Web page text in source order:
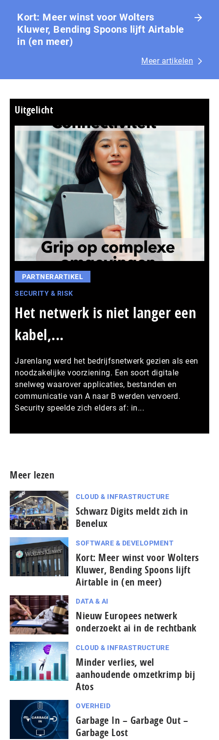
Kort: Meer winst voor Wolters
Kluwer, Bending Spoons lijft Airtable
in (en meer)
Meer artikelen
Uitgelicht
PARTNERARTIKEL
SECURITY & RISK
Het netwerk is niet langer een
kabel,...
Jarenlang werd het bedrijfsnetwerk gezien als een
noodzakelijke voorziening. Een soort digitale
snelweg waarover applicaties, bestanden en
communicatie van A naar B werden vervoerd.
Security speelde zich elders af: in...
Meer lezen
CLOUD & INFRASTRUCTURE
Schwarz Digits meldt zich in
Benelux
SOFTWARE & DEVELOPMENT
Kort: Meer winst voor Wolters
Kluwer, Bending Spoons lijft
Airtable in (en meer)
DATA & AI
Nieuw Europees netwerk
onderzoekt ai in de rechtbank
CLOUD & INFRASTRUCTURE
Minder verlies, wel
aanhoudende omzetkrimp bij
Atos
OVERHEID
Garbage In – Garbage Out –
Garbage Lost